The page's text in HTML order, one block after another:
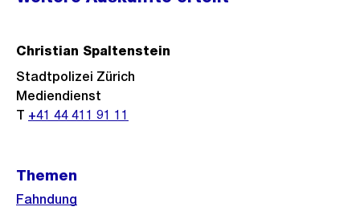
Informationen
Christian Spaltenstein
Stadtpolizei Zürich
Mediendienst
T +41 44 411 91 11
Themen
Fahndung